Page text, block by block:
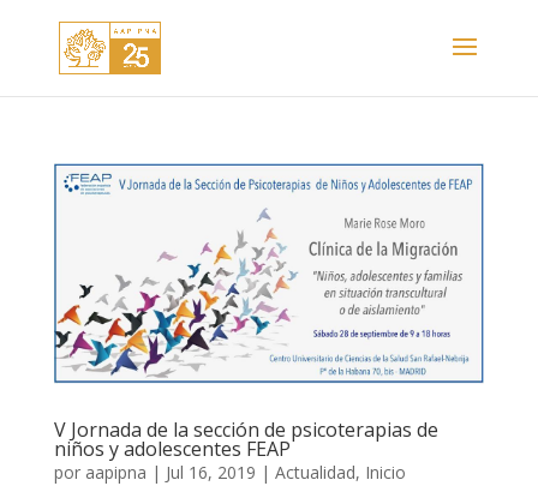
V Jornada de la sección de psicoterapias de
niños y adolescentes FEAP
por aapipna | Jul 16, 2019 | Actualidad, Inicio